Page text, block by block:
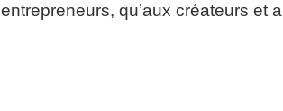
entrepreneurs, qu’aux créateurs et